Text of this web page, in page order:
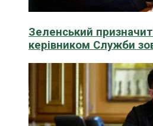
Зеленський
керівником Служби